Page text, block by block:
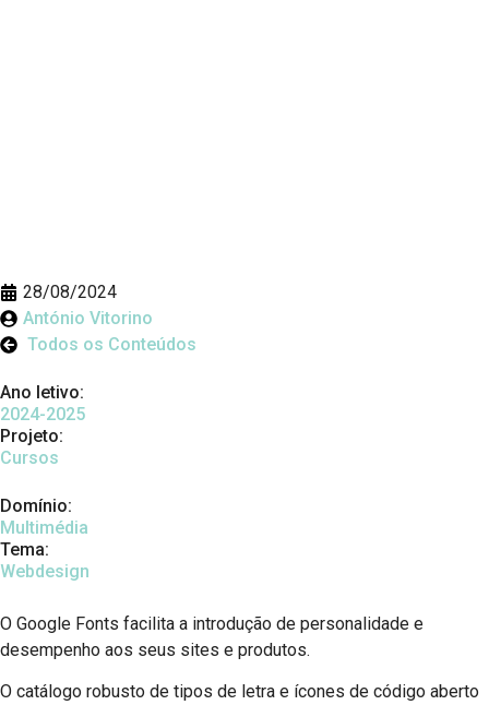
28/08/2024
António Vitorino
Todos os Conteúdos
Ano letivo:
2024-2025
Projeto:
Cursos
Domínio:
Multimédia
Tema:
Webdesign
O Google Fonts facilita a introdução de personalidade e
desempenho aos seus sites e produtos.
O catálogo robusto de tipos de letra e ícones de código aberto